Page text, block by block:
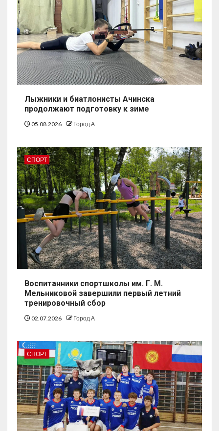
Лыжники и биатлонисты Ачинска
продолжают подготовку к зиме
05.08.2026 Город А
СПОРТ
Воспитанники спортшколы им. Г. М.
Мельниковой завершили первый летний
тренировочный сбор
02.07.2026 Город А
СПОРТ